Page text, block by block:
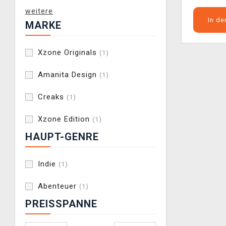
weitere
MARKE
Xzone Originals (1)
Amanita Design (1)
Creaks (1)
Xzone Edition (1)
HAUPT-GENRE
Indie (1)
Abenteuer (1)
PREISSPANNE
In